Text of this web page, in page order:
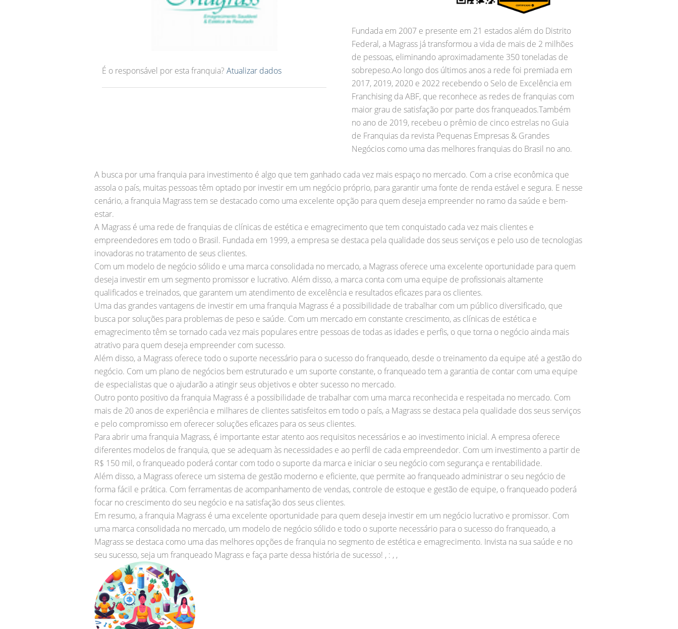
É o responsável por esta franquia? Atualizar dados
Fundada em 2007 e presente em 21 estados além do Distrito
Federal, a Magrass já transformou a vida de mais de 2 milhões
de pessoas, eliminando aproximadamente 350 toneladas de
sobrepeso.Ao longo dos últimos anos a rede foi premiada em
2017, 2019, 2020 e 2022 recebendo o Selo de Excelência em
Franchising da ABF, que reconhece as redes de franquias com
maior grau de satisfação por parte dos franqueados.Também
no ano de 2019, recebeu o prêmio de cinco estrelas no Guia
de Franquias da revista Pequenas Empresas & Grandes
Negócios como uma das melhores franquias do Brasil no ano.
A busca por uma franquia para investimento é algo que tem ganhado cada vez mais espaço no mercado. Com a crise econômica que
assola o país, muitas pessoas têm optado por investir em um negócio próprio, para garantir uma fonte de renda estável e segura. E nesse
cenário, a franquia Magrass tem se destacado como uma excelente opção para quem deseja empreender no ramo da saúde e bem-
estar.
A Magrass é uma rede de franquias de clínicas de estética e emagrecimento que tem conquistado cada vez mais clientes e
empreendedores em todo o Brasil. Fundada em 1999, a empresa se destaca pela qualidade dos seus serviços e pelo uso de tecnologias
inovadoras no tratamento de seus clientes.
Com um modelo de negócio sólido e uma marca consolidada no mercado, a Magrass oferece uma excelente oportunidade para quem
deseja investir em um segmento promissor e lucrativo. Além disso, a marca conta com uma equipe de profissionais altamente
qualificados e treinados, que garantem um atendimento de excelência e resultados eficazes para os clientes.
Uma das grandes vantagens de investir em uma franquia Magrass é a possibilidade de trabalhar com um público diversificado, que
busca por soluções para problemas de peso e saúde. Com um mercado em constante crescimento, as clínicas de estética e
emagrecimento têm se tornado cada vez mais populares entre pessoas de todas as idades e perfis, o que torna o negócio ainda mais
atrativo para quem deseja empreender com sucesso.
Além disso, a Magrass oferece todo o suporte necessário para o sucesso do franqueado, desde o treinamento da equipe até a gestão do
negócio. Com um plano de negócios bem estruturado e um suporte constante, o franqueado tem a garantia de contar com uma equipe
de especialistas que o ajudarão a atingir seus objetivos e obter sucesso no mercado.
Outro ponto positivo da franquia Magrass é a possibilidade de trabalhar com uma marca reconhecida e respeitada no mercado. Com
mais de 20 anos de experiência e milhares de clientes satisfeitos em todo o país, a Magrass se destaca pela qualidade dos seus serviços
e pelo compromisso em oferecer soluções eficazes para os seus clientes.
Para abrir uma franquia Magrass, é importante estar atento aos requisitos necessários e ao investimento inicial. A empresa oferece
diferentes modelos de franquia, que se adequam às necessidades e ao perfil de cada empreendedor. Com um investimento a partir de
R$ 150 mil, o franqueado poderá contar com todo o suporte da marca e iniciar o seu negócio com segurança e rentabilidade.
Além disso, a Magrass oferece um sistema de gestão moderno e eficiente, que permite ao franqueado administrar o seu negócio de
forma fácil e prática. Com ferramentas de acompanhamento de vendas, controle de estoque e gestão de equipe, o franqueado poderá
focar no crescimento do seu negócio e na satisfação dos seus clientes.
Em resumo, a franquia Magrass é uma excelente oportunidade para quem deseja investir em um negócio lucrativo e promissor. Com
uma marca consolidada no mercado, um modelo de negócio sólido e todo o suporte necessário para o sucesso do franqueado, a
Magrass se destaca como uma das melhores opções de franquia no segmento de estética e emagrecimento. Invista na sua saúde e no
seu sucesso, seja um franqueado Magrass e faça parte dessa história de sucesso! , : , ,